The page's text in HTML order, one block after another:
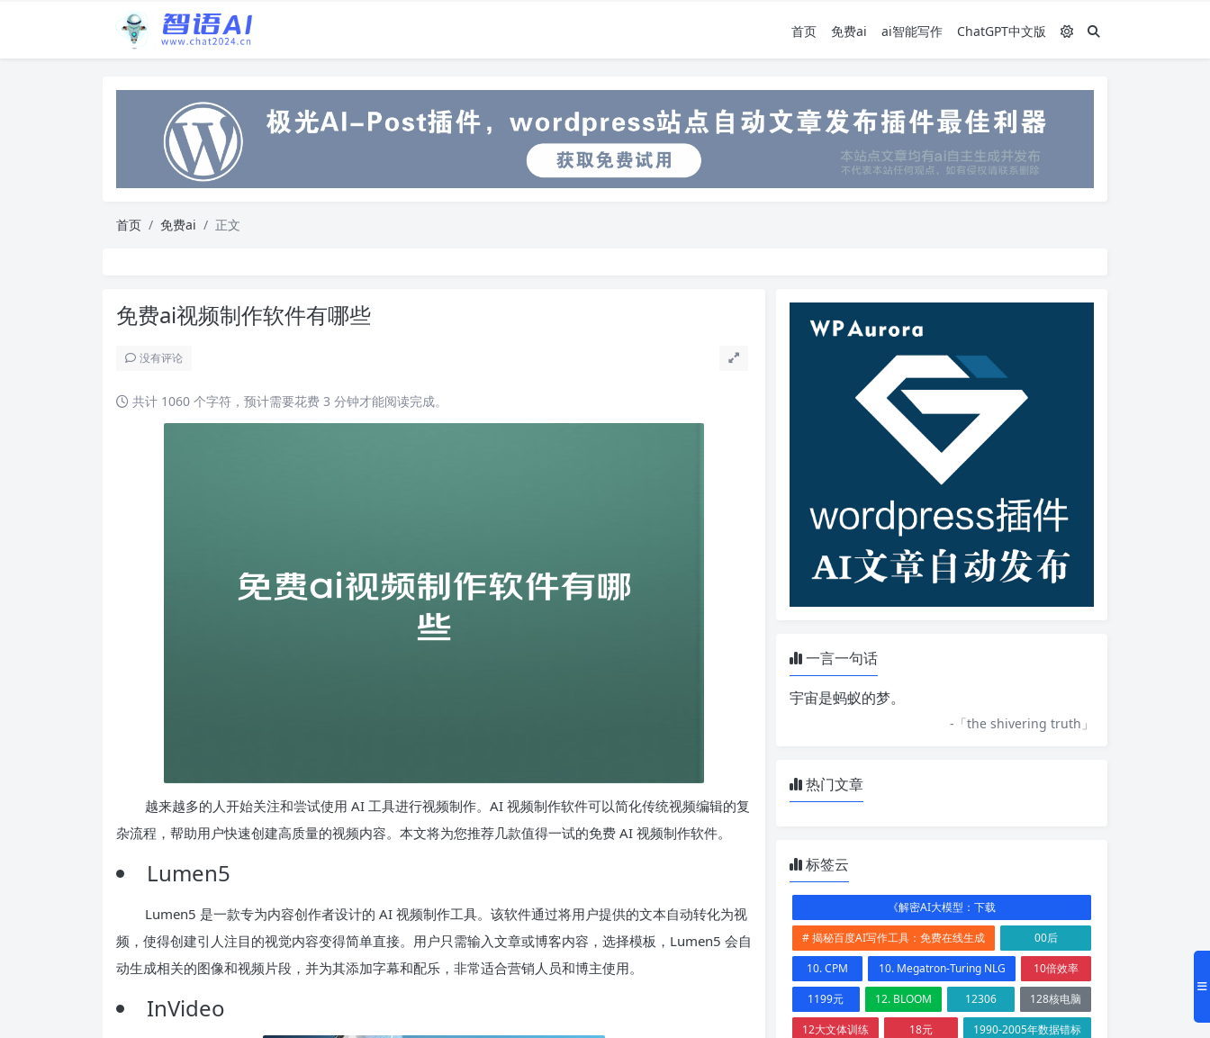
首页 免费ai ai智能写作 ChatGPT中文版
首页 免费ai 正文
免费ai视频制作软件有哪些
没有评论
共计 1060 个字符，预计需要花费 3 分钟才能阅读完成。
越来越多的人开始关注和尝试使用 AI 工具进行视频制作。AI 视频制作软件可以简化传统视频编辑的复
杂流程，帮助用户快速创建高质量的视频内容。本文将为您推荐几款值得一试的免费 AI 视频制作软件。
Lumen5
Lumen5 是一款专为内容创作者设计的 AI 视频制作工具。该软件通过将用户提供的文本自动转化为视
频，使得创建引人注目的视觉内容变得简单直接。用户只需输入文章或博客内容，选择模板，Lumen5 会自
动生成相关的图像和视频片段，并为其添加字幕和配乐，非常适合营销人员和博主使用。
InVideo
一言一句话
宇宙是蚂蚁的梦。
-「the shivering truth 」
热门文章
标签云
《解密AI大模型：下载
# 揭秘百度AI写作工具：免费在线生成
00后
10. CPM
10. Megatron-Turing NLG
10倍效率
1199元
12. BLOOM 12306
128核电脑
12大文体训练
18元
1990-2005年数据错标